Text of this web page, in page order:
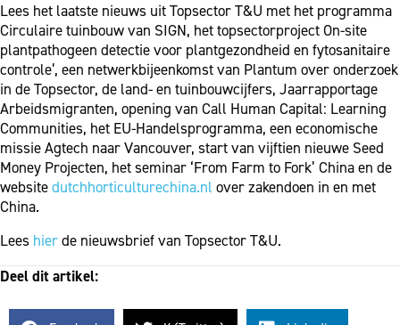
Lees het laatste nieuws uit Topsector T&U met het programma
Circulaire tuinbouw van SIGN, het topsectorproject On-site
plantpathogeen detectie voor plantgezondheid en fytosanitaire
controle’, een netwerkbijeenkomst van Plantum over onderzoek
in de Topsector, de land- en tuinbouwcijfers, Jaarrapportage
Arbeidsmigranten, opening van Call Human Capital: Learning
Communities, het EU-Handelsprogramma, een economische
missie Agtech naar Vancouver, start van vijftien nieuwe Seed
Money Projecten, het seminar ‘From Farm to Fork’ China en de
websitedutchhorticulturechina.nl over zakendoen in en met
China.
Lees hierde nieuwsbrief van Topsector T&U.
Deel dit artikel: